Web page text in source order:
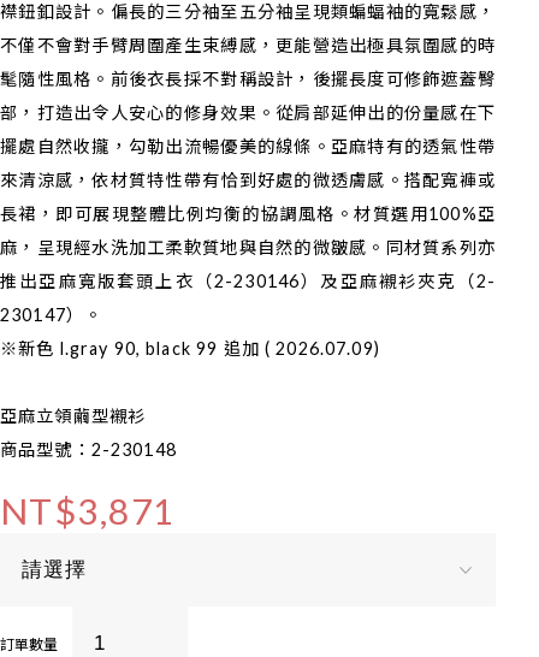
襟鈕釦設計。偏長的三分袖至五分袖呈現類蝙蝠袖的寬鬆感，
不僅不會對手臂周圍產生束縛感，更能營造出極具氛圍感的時
髦隨性風格。前後衣長採不對稱設計，後擺長度可修飾遮蓋臀
部，打造出令人安心的修身效果。從肩部延伸出的份量感在下
擺處自然收攏，勾勒出流暢優美的線條。亞麻特有的透氣性帶
來清涼感，依材質特性帶有恰到好處的微透膚感。搭配寬褲或
長裙，即可展現整體比例均衡的協調風格。材質選用100%亞
麻，呈現經水洗加工柔軟質地與自然的微皺感。同材質系列亦
推出亞麻寬版套頭上衣（2-230146）及亞麻襯衫夾克（2-
230147）。
※新色 l.gray 90, black 99 追加 ( 2026.07.09)
亞麻立領繭型襯衫
商品型號：2-230148
NT$3,871
訂單數量